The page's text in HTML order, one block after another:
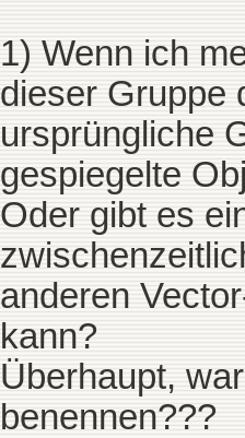
1) Wenn ich
dieser Gruppe
ursprüngliche
gespiegelte
Oder gibt es
anderen
kann?
Überhaupt,
benennen???